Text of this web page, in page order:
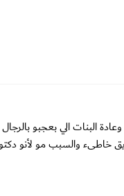
البنات الي بعجبو
خاطىء والسبب مو لأنو